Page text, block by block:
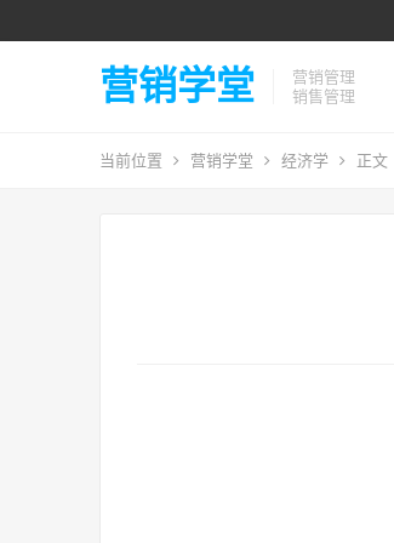
营销学堂
营销管理
销售管理
当前位置 营销学堂 经济学 正文